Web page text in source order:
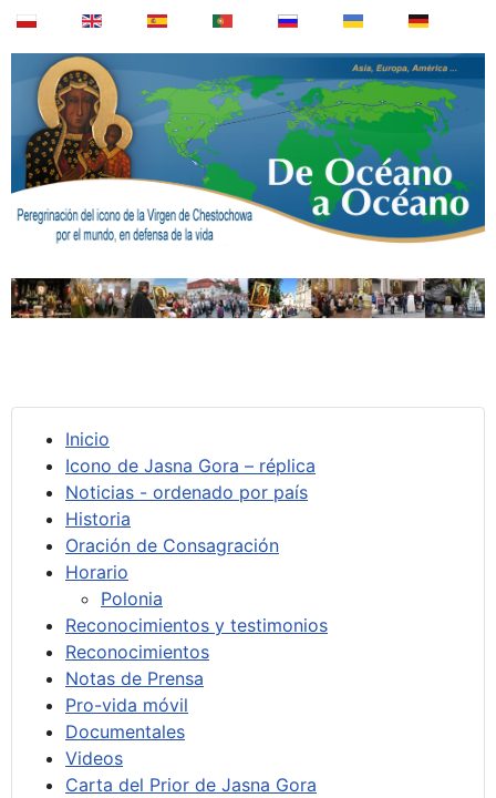
Inicio
Icono de Jasna Gora – réplica
Noticias - ordenado por país
Historia
Oración de Consagración
Horario
Polonia
Reconocimientos y testimonios
Reconocimientos
Notas de Prensa
Pro-vida móvil
Documentales
Videos
Carta del Prior de Jasna Gora